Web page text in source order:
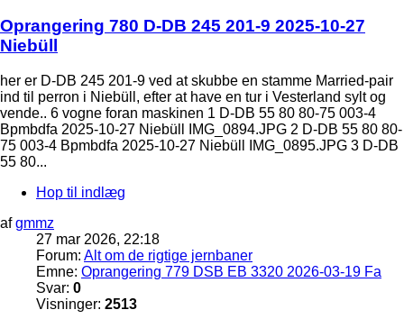
Oprangering 780 D-DB 245 201-9 2025-10-27
Niebüll
her er D-DB 245 201-9 ved at skubbe en stamme Married-pair
ind til perron i Niebüll, efter at have en tur i Vesterland sylt og
vende.. 6 vogne foran maskinen 1 D-DB 55 80 80-75 003-4
Bpmbdfa 2025-10-27 Niebüll IMG_0894.JPG 2 D-DB 55 80 80-
75 003-4 Bpmbdfa 2025-10-27 Niebüll IMG_0895.JPG 3 D-DB
55 80...
Hop til indlæg
afgmmz
27 mar 2026, 22:18
Forum: Alt om de rigtige jernbaner
Emne: Oprangering 779 DSB EB 3320 2026-03-19 Fa
Svar: 0
Visninger: 2513